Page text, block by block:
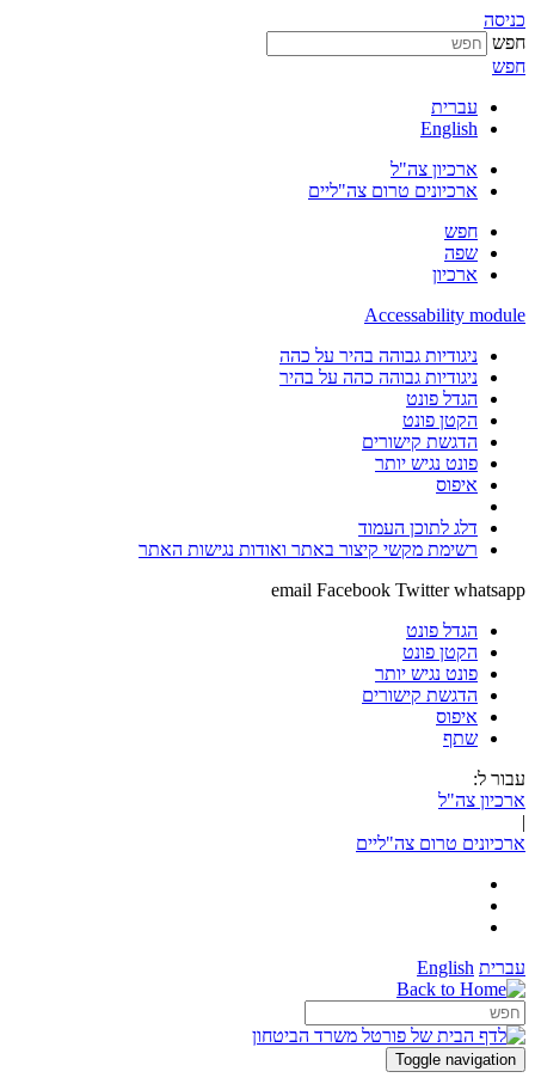
כניסה
חפש
חפש
עברית
English
ארכיון צה"ל
ארכיונים טרום צה"ליים
חפש
שפה
ארכיון
Accessability module
ניגודיות גבוהה בהיר על כהה
ניגודיות גבוהה כהה על בהיר
הגדל פונט
הקטן פונט
הדגשת קישורים
פונט נגיש יותר
איפוס
דלג לתוכן העמוד
רשימת מקשי קיצור באתר ואודות נגישות האתר
email Facebook Twitter whatsapp
הגדל פונט
הקטן פונט
פונט נגיש יותר
הדגשת קישורים
איפוס
שתף
עבור ל:
ארכיון צה"ל
|
ארכיונים טרום צה"ליים
עברית English
Toggle navigation